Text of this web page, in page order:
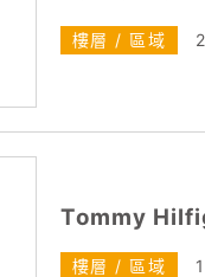
樓層 / 區域
Tommy
樓層 / 區域